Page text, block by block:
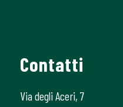
Contatti
Via degli Aceri, 7